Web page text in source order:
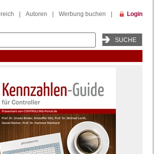
Autoren Werbung buchen Login